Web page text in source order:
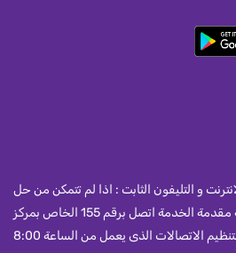
و التليفون الثابت : اذا لم تتمكن من حل
مشكلة واجهتك مع الشركة مقدمة الخدمة اتصل برقم 155 الخاص بمركز
خدمة العملاء بالجهاز القومى لتنظيم الاتصالات الذى يعمل من الساعة 8:00